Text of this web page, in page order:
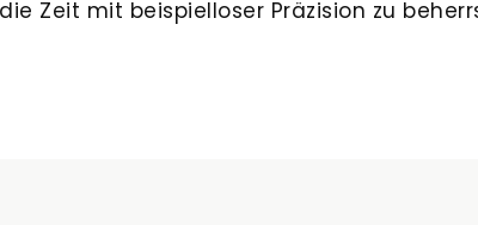
Zeit mit beispielloser Präzision zu